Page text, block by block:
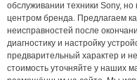
обслуживании техники Sony,
центром бренда. Предлагаем
неисправностей после
диагностику и настройку
предварительный характер и
стоимость уточняйте у наших